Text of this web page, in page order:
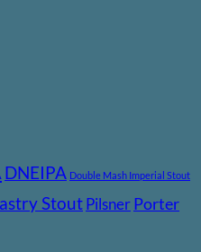
DNEIPA Double Mash Imperial Stout
StoutPilsnerPorter